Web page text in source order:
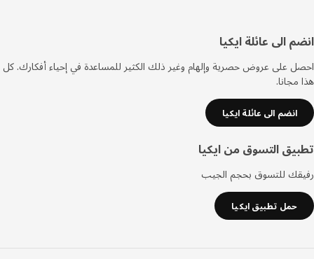
الى عائلة ايكيا
على عروض حصرية وإلهام وغير ذلك الكثير للمساعدة في إحياء أفكارك. كل
انضم الى عائلة ايكيا
التسوق من ايكيا
للتسوق بحجم الجيب
حمل تطبيق ايكيا